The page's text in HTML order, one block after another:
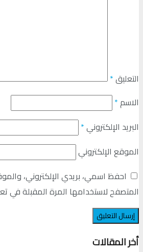
التعليق*
الاسم*
البريد الإلكتروني*
الموقع الإلكتروني
احفظ اسمي، بريدي الإلكتروني،
المتصفح لاستخدامها المرة المقبلة في
أخر المقالات